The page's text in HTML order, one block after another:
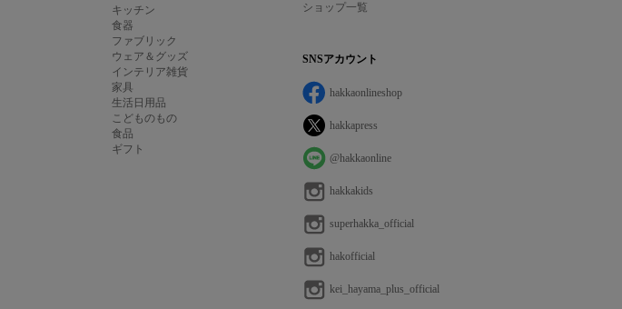
キッチン
食器
ファブリック
ウェア＆グッズ
インテリア雑貨
家具
生活日用品
こどものもの
食品
ギフト
ショップ一覧
SNSアカウント
hakkaonlineshop
hakkapress
@hakkaonline
hakkakids
superhakka_official
hakofficial
kei_hayama_plus_official